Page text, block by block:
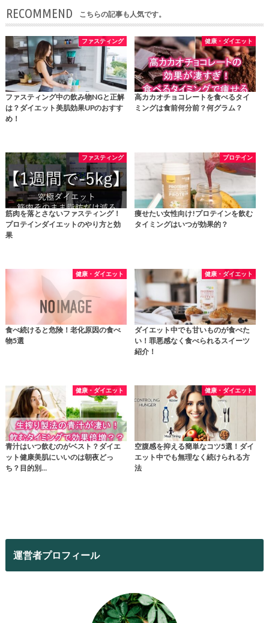
RECOMMEND こちらの記事も人気です。
ファスティング
ファスティング中の飲み物NGと正解
は？ダイエット美肌効果UPのおすす
め！
健康・ダイエット
高カカオチョコレートを食べるタイ
ミングは食前何分前？何グラム？
ファスティング
筋肉を落とさないファスティング！
プロテインダイエットのやり方と効
果
プロテイン
痩せたい女性向け!プロテインを飲む
タイミングはいつが効果的？
健康・ダイエット
食べ続けると危険！老化原因の食べ
物5選
健康・ダイエット
ダイエット中でも甘いものが食べた
い！罪悪感なく食べられるスイーツ
紹介！
健康・ダイエット
青汁はいつ飲むのがベスト？ダイエ
ット健康美肌にいいのは朝夜どっ
ち？目的別…
健康・ダイエット
空腹感を抑える簡単なコツ5選！ダイ
エット中でも無理なく続けられる方
法
運営者プロフィール